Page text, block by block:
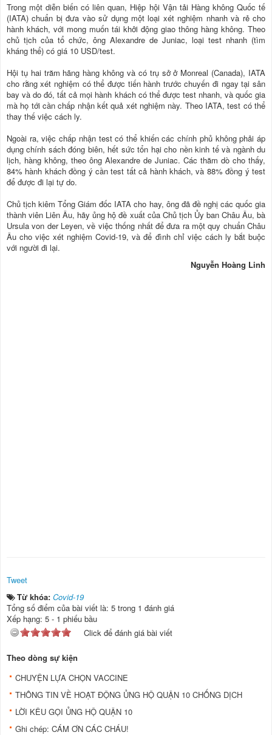
Trong một diễn biến có liên quan, Hiệp hội Vận tải Hàng không Quốc tế
(IATA) chuẩn bị đưa vào sử dụng một loại xét nghiệm nhanh và rẻ cho
hành khách, với mong muốn tái khởi động giao thông hàng không. Theo
chủ tịch của tổ chức, ông Alexandre de Juniac, loại test nhanh (tìm
kháng thể) có giá 10 USD/test.
Hội tụ hai trăm hãng hàng không và có trụ sở ở Monreal (Canada), IATA
cho rằng xét nghiệm có thể được tiến hành trước chuyến đi ngay tại sân
bay và do đó, tất cả mọi hành khách có thể được test nhanh, và quốc gia
mà họ tới cần chấp nhận kết quả xét nghiệm này. Theo IATA, test có thể
thay thế việc cách ly.
Ngoài ra, việc chấp nhận test có thể khiến các chính phủ không phải áp
dụng chính sách đóng biên, hết sức tổn hại cho nền kinh tế và ngành du
lịch, hàng không, theo ông Alexandre de Juniac. Các thăm dò cho thấy,
84% hành khách đồng ý cần test tất cả hành khách, và 88% đồng ý test
để được đi lại tự do.
Chủ tịch kiêm Tổng Giám đốc IATA cho hay, ông đã đề nghị các quốc gia
thành viên Liên Âu, hãy ủng hộ đề xuất của Chủ tịch Ủy ban Châu Âu, bà
Ursula von der Leyen, về việc thống nhất để đưa ra một quy chuẩn Châu
Âu cho việc xét nghiệm Covid-19, và để đình chỉ việc cách ly bắt buộc
với người đi lại.
Nguyễn Hoàng Linh
Tweet
Từ khóa: Covid-19
Tổng số điểm của bài viết là: 5 trong 1 đánh giá
Xếp hạng: 5 - 1 phiếu bầu
Click để đánh giá bài viết
Theo dòng sự kiện
CHUYỆN LỰA CHỌN VACCINE
THÔNG TIN VỀ HOẠT ĐỘNG ỦNG HỘ QUẬN 10 CHỐNG DỊCH
LỜI KÊU GỌI ỦNG HỘ QUẬN 10
Ghi chép: CÁM ƠN CÁC CHÁU!